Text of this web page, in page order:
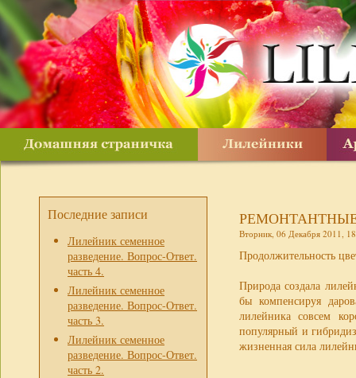
Последние записи
Лилейник семенное
разведение. Вопрос-Ответ.
часть 4.
Лилейник семенное
разведение. Вопрос-Ответ.
часть 3.
Лилейник семенное
разведение. Вопрос-Ответ.
часть 2.
Вторник, 06 Декабря 2011,
Продолжительность
Природа создала
бы компенсируя
лилейника совсем
популярный и
жизненная сила